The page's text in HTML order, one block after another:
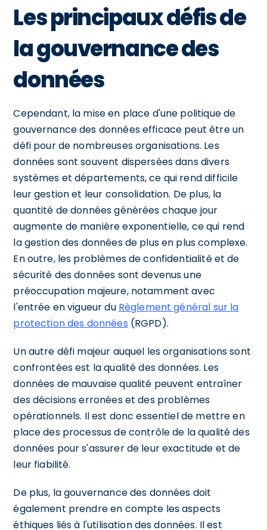
Les principaux défis de
la gouvernance des
données
Cependant, la mise en place d'une politique de
gouvernance des données efficace peut être un
défi pour de nombreuses organisations. Les
données sont souvent dispersées dans divers
systèmes et départements, ce qui rend difficile
leur gestion et leur consolidation. De plus, la
quantité de données générées chaque jour
augmente de manière exponentielle, ce qui rend
la gestion des données de plus en plus complexe.
En outre, les problèmes de confidentialité et de
sécurité des données sont devenus une
préoccupation majeure, notamment avec
l'entrée en vigueur du Règlement général sur la
protection des données (RGPD).
Un autre défi majeur auquel les organisations sont
confrontées est la qualité des données. Les
données de mauvaise qualité peuvent entraîner
des décisions erronées et des problèmes
opérationnels. Il est donc essentiel de mettre en
place des processus de contrôle de la qualité des
données pour s'assurer de leur exactitude et de
leur fiabilité.
De plus, la gouvernance des données doit
également prendre en compte les aspects
éthiques liés à l'utilisation des données. Il est